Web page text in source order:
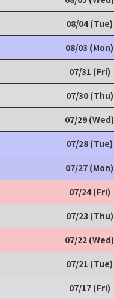
08/04 (Tue)
08/03 (Mon)
07/31 (Fri)
07/30 (Thu)
07/29 (Wed)
07/28 (Tue)
07/27 (Mon)
07/24 (Fri)
07/23 (Thu)
07/22 (Wed)
07/21 (Tue)
07/17 (Fri)